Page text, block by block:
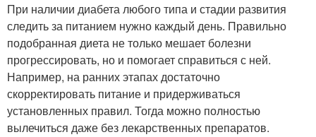
При наличии диабета любого типа и стадии развития
следить за питанием нужно каждый день. Правильно
подобранная диета не только мешает болезни
прогрессировать, но и помогает справиться с ней.
Например, на ранних этапах достаточно
скорректировать питание и придерживаться
установленных правил. Тогда можно полностью
вылечиться даже без лекарственных препаратов.